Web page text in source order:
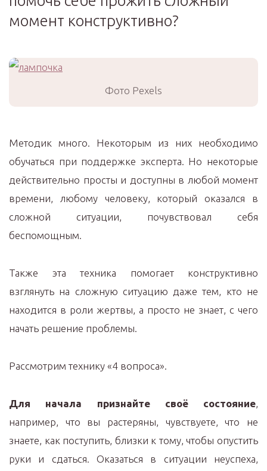
момент конструктивно?
Фото Pexels
Методик много. Некоторым из них необходимо
обучаться при поддержке эксперта. Но некоторые
действительно просты и доступны в любой момент
времени, любому человеку, который оказался в
сложной ситуации, почувствовал себя
беспомощным.
Также эта техника помогает конструктивно
взглянуть на сложную ситуацию даже тем, кто не
находится в роли жертвы, а просто не знает, с чего
начать решение проблемы.
Рассмотрим технику «4 вопроса».
Для начала признайте своё состояние,
например, что вы растеряны, чувствуете, что не
знаете, как поступить, близки к тому, чтобы опустить
руки и сдаться. Оказаться в ситуации неуспеха,